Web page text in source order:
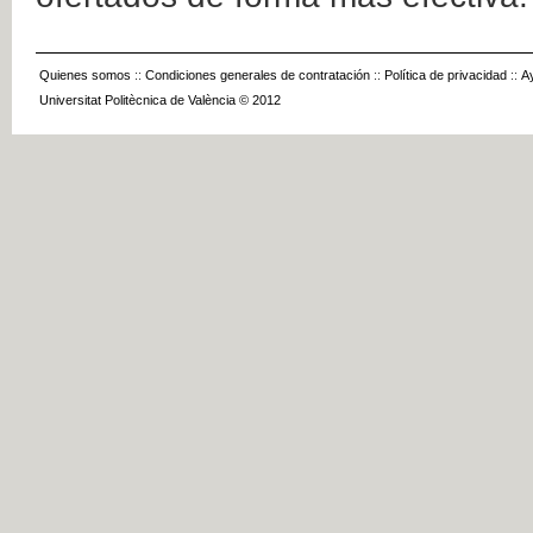
Quienes somos :: Condiciones generales de contratación :: Política de privacidad ::
Universitat Politècnica de València © 2012